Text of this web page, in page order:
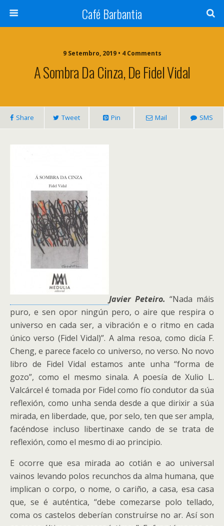
Café Barbantia
9 Setembro, 2019 • 4 Comments
A Sombra Da Cinza, De Fidel Vidal
Share Tweet Pin Mail SMS
Javier Peteiro. “Nada máis
puro, e sen opor ningún pero, o aire que respira o
universo en cada ser, a vibración e o ritmo en cada
único verso (Fidel Vidal)”. A alma resoa, como dicía F.
Cheng, e parece facelo co universo, no verso. No novo
libro de Fidel Vidal estamos ante unha “forma de
gozo”, como el mesmo sinala. A poesía de Xulio L.
Valcárcel é tomada por Fidel como fío condutor da súa
reflexión, como unha senda desde a que dirixir a súa
mirada, en liberdade, que, por selo, ten que ser ampla,
facéndose incluso libertinaxe cando de se trata de
reflexión, como el mesmo di ao principio.
E ocorre que esa mirada ao cotián e ao universal
vainos levando polos recunchos da alma humana, que
implican o corpo, o nome, o cariño, a casa, esa casa
que, se é auténtica, “debe comezarse polo tellado,
coma os castelos deberían construírse no ar. Así son